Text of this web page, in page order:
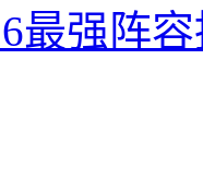
最强阵